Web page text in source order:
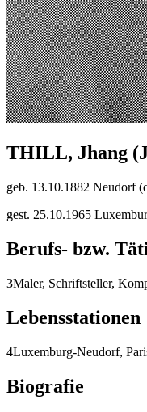
THILL, Jhang
geb. 13.10.1882 Neudorf
gest. 25.10.1965
Berufs- bzw.
3Maler, Schriftsteller,
Lebensstationen
4Luxemburg-Neudorf,
Biografie